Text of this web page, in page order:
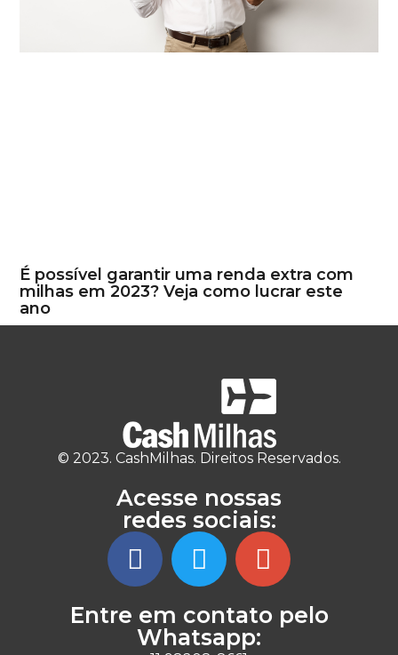
É possível garantir uma renda extra com
milhas em 2023? Veja como lucrar este
ano
© 2023. CashMilhas. Direitos Reservados.
Acesse nossas
redes sociais:
Entre em contato pelo
Whatsapp: